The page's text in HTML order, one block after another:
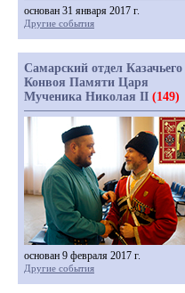
основан 31 января 2017 г.
Другие события
Самарский отдел Казачьего
Конвоя Памяти Царя
Мученика Николая II (149)
основан 9 февраля 2017 г.
Другие события